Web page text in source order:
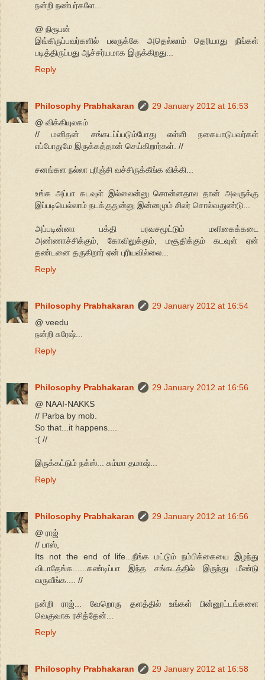
நன்றி நண்பர்களே...
@ நிரூபன்
இங்கிருப்பவர்களில் பலருக்கே அதெல்லாம் தெரியாது நீங்கள்
படித்திருப்பது ஆச்சர்யமாக இருக்கிறது...
Reply
Philosophy Prabhakaran
29 January 2012 at 16:53
@ விக்கியுலகம்
// மனிதன் சங்கடப்ப்படும்போது எள்ளி நகையாடுபவர்கள்
எப்போதுமே இருக்கத்தான் செய்கிறார்கள். //
சனங்கள நல்லா புரிஞ்சி வச்சிருக்கீங்க விக்கி...
உங்க அப்பா கடவுள் இல்லைன்னு சொன்னதால தான் அவருக்கு
இப்படியெல்லாம் நடக்குதுன்னு இன்னமும் சிலர் சொல்வதுண்டு...
அப்படின்னா பக்தி பரவசமூட்டும் மளிகைக்கடை
அண்ணாச்சிக்கும், கோவிலுக்கும், மசூதிக்கும் கடவுள் ஏன்
தண்டனை தருகிறார் ஏன் புரியவில்லை...
Reply
Philosophy Prabhakaran
29 January 2012 at 16:54
@ veedu
நன்றி சுரேஷ்...
Reply
Philosophy Prabhakaran
29 January 2012 at 16:56
@ NAAI-NAKKS
// Parba by mob.
So that...it happens....
:( //
இருக்கட்டும் நக்ஸ்... சும்மா தமாஷ்...
Reply
Philosophy Prabhakaran
29 January 2012 at 16:56
@ ராஜ்
// பாஸ்,
Its not the end of life...நீங்க மட்டும் நம்பிக்கையை இழந்து
விடாதேங்க......கண்டிப்பா இந்த சங்கடத்தில் இருந்து மீண்டு
வருவீங்க.... //
நன்றி ராஜ்... வேறொரு தளத்தில் உங்கள் பின்னூட்டங்களை
வெகுவாக ரசித்தேன்...
Reply
Philosophy Prabhakaran
29 January 2012 at 16:58